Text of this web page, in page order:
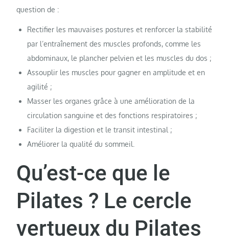
question de :
Rectifier les mauvaises postures et renforcer la stabilité
par l’entraînement des muscles profonds, comme les
abdominaux, le plancher pelvien et les muscles du dos ;
Assouplir les muscles pour gagner en amplitude et en
agilité ;
Masser les organes grâce à une amélioration de la
circulation sanguine et des fonctions respiratoires ;
Faciliter la digestion et le transit intestinal ;
Améliorer la qualité du sommeil.
Qu’est-ce que le
Pilates ? Le cercle
vertueux du Pilates